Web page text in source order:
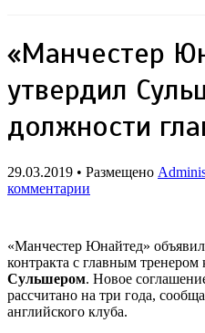
«Манчестер
утвердил
должности
29.03.2019 • Размещено
комментарии
«Манчестер Юнайтед»
контракта с главным
Сульшером. Новое
рассчитано на три года,
английского клуба.